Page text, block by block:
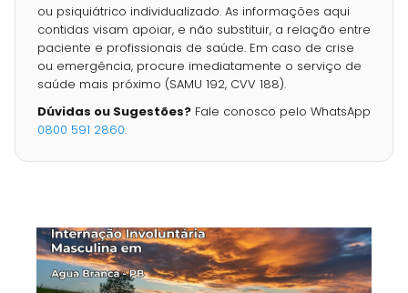
ou psiquiátrico individualizado. As informações aqui
contidas visam apoiar, e não substituir, a relação entre
paciente e profissionais de saúde. Em caso de crise
ou emergência, procure imediatamente o serviço de
saúde mais próximo (SAMU 192, CVV 188).
Dúvidas ou Sugestões? Fale conosco pelo WhatsApp
0800 591 2860.